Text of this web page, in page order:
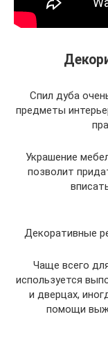
Спил дуба
предметы
Украшение
позволит
Декоративные
Чаще всего
используется
и дверцах,
помощи